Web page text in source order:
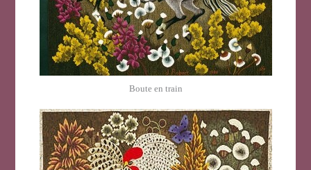
Boute en train